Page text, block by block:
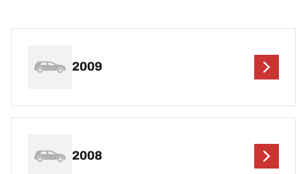
2009
2008